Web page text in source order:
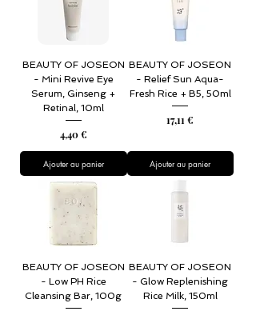
BEAUTY OF JOSEON
- Mini Revive Eye
Serum, Ginseng +
Retinal, 10ml
Prix
4,40 €
Ajouter au panier
BEAUTY OF JOSEON
- Relief Sun Aqua-
Fresh Rice + B5, 50ml
Prix
17,11 €
Ajouter au panier
BEAUTY OF JOSEON
- Low PH Rice
Cleansing Bar, 100g
BEAUTY OF JOSEON
- Glow Replenishing
Rice Milk, 150ml